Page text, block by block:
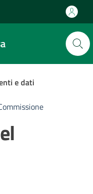
e dati